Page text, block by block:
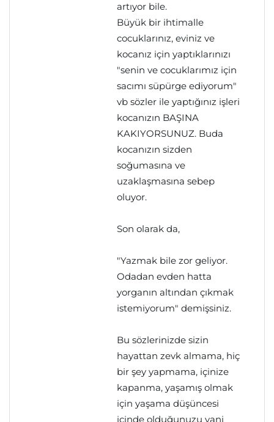
artıyor bile.
Büyük bir ihtimalle
cocuklarınız, eviniz ve
kocanız için yaptıklarınızı
"senin ve cocuklarımız için
sacımı süpürge ediyorum"
vb sözler ile yaptığınız işleri
kocanızın BAŞINA
KAKIYORSUNUZ. Buda
kocanızın sizden
soğumasına ve
uzaklaşmasına sebep
oluyor.
Son olarak da,
"Yazmak bile zor geliyor.
Odadan evden hatta
yorganın altından çıkmak
istemiyorum" demişsiniz.
Bu sözlerinizde sizin
hayattan zevk almama, hiç
bir şey yapmama, içinize
kapanma, yaşamış olmak
için yaşama düşüncesi
içinde olduğunuzu yani